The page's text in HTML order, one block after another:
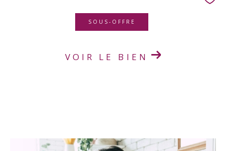
SOUS-OFFRE
VOIR LE BIEN